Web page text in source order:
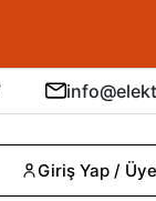
Giriş Yap /